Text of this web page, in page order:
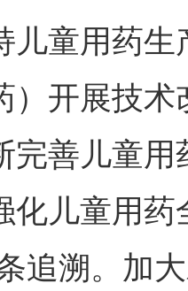
童用药生
）开展技
完善儿童
化儿童用
追溯。加